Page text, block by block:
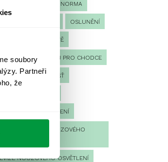
soubory
Partneři
že
NORMA
OSLUNĚNÍ
PRACOVIŠTĚ
PŘECHODŮ PRO CHODCE
SPORTOVIŠŤ
OSVĚTLENÍ
DENÍK NOUZOVÉHO
NOUZOVÉHO OSVĚTLENÍ